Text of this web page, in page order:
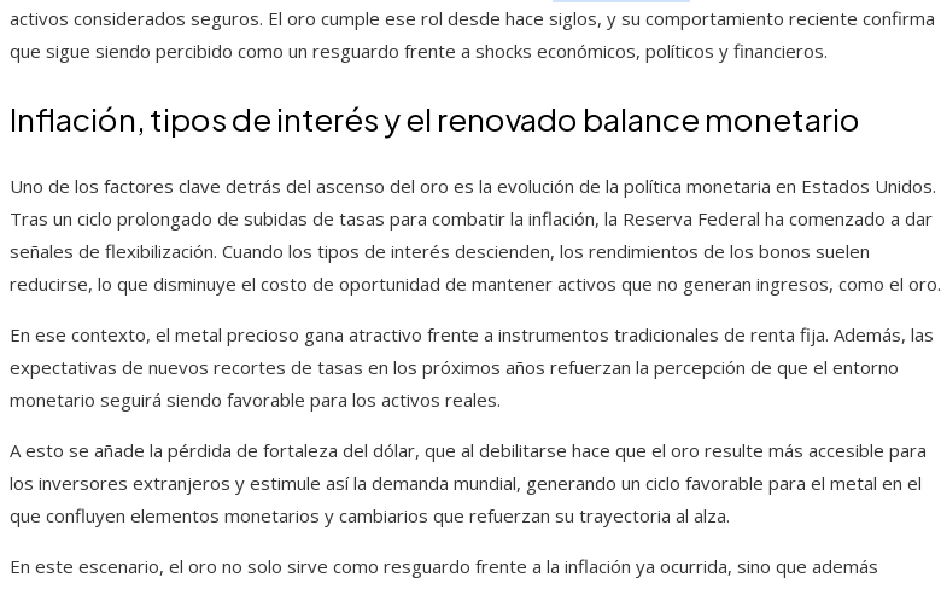
activos considerados seguros. El oro cumple ese rol desde hace siglos, y su comportamiento reciente confirma
que sigue siendo percibido como un resguardo frente a shocks económicos, políticos y financieros.
Inflación, tipos de interés y el renovado balance monetario
Uno de los factores clave detrás del ascenso del oro es la evolución de la política monetaria en Estados Unidos.
Tras un ciclo prolongado de subidas de tasas para combatir la inflación, la Reserva Federal ha comenzado a dar
señales de flexibilización. Cuando los tipos de interés descienden, los rendimientos de los bonos suelen
reducirse, lo que disminuye el costo de oportunidad de mantener activos que no generan ingresos, como el oro.
En ese contexto, el metal precioso gana atractivo frente a instrumentos tradicionales de renta fija. Además, las
expectativas de nuevos recortes de tasas en los próximos años refuerzan la percepción de que el entorno
monetario seguirá siendo favorable para los activos reales.
A esto se añade la pérdida de fortaleza del dólar, que al debilitarse hace que el oro resulte más accesible para
los inversores extranjeros y estimule así la demanda mundial, generando un ciclo favorable para el metal en el
que confluyen elementos monetarios y cambiarios que refuerzan su trayectoria al alza.
En este escenario, el oro no solo sirve como resguardo frente a la inflación ya ocurrida, sino que además